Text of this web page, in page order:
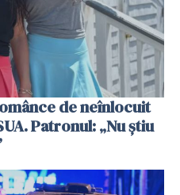
de neînlocuit
Patronul: „Nu știu